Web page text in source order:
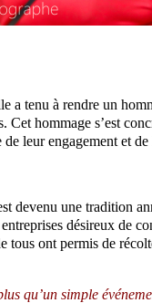
a tenu à rendre un
Cet hommage s’est
de leur engagement et
devenu une tradition
désireux de
tous ont permis de
qu’un simple